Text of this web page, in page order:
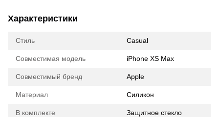
Характеристики
Стиль Casual
Совместимая модель iPhone XS Max
Совместимый бренд Apple
Материал Силикон
В комплекте Защитное стекло